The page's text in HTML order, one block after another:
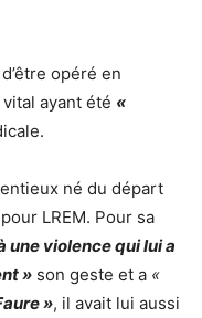
opéré en
ayant été «
né du départ
LREM. Pour sa
une violence qui lui a
» son geste et a «
», il avait lui aussi